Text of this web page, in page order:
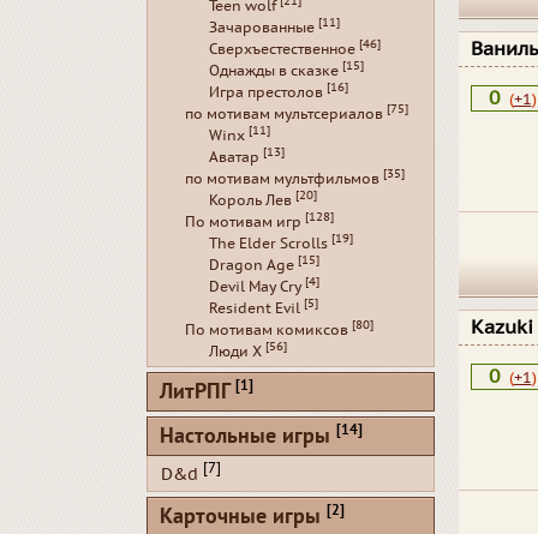
0 (+1)
Kazuki
0 (+1)
Teen wolf
Зачарованные [11]
Сверхъестественное [46]
Однажды в сказке [15]
Игра престолов [16]
по мотивам мультсериалов [75]
Winx [11]
Аватар [13]
по мотивам мультфильмов [35]
Король Лев [20]
По мотивам игр [128]
The Elder Scrolls [19]
Dragon Age [15]
Devil May Cry [4]
Resident Evil [5]
По мотивам комиксов [80]
Люди Х [56]
ЛитРПГ [1]
Настольные игры [14]
D&d [7]
Карточные игры [2]